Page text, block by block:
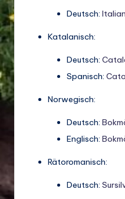
Deutsch:
Katalanisch:
Deutsch:
Spanisch:
Norwegisch:
Deutsch:
Englisch:
Rätoromanisch:
Deutsch: